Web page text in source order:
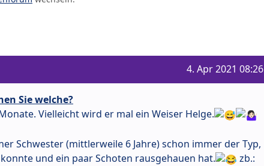
4. Apr 2021 08:26
Sie welche?
Vielleicht wird er mal ein Weiser Helge.
Schwester (mittlerweile 6 Jahre) schon immer der Typ,
und ein paar Schoten rausgehauen hat.
zb.: